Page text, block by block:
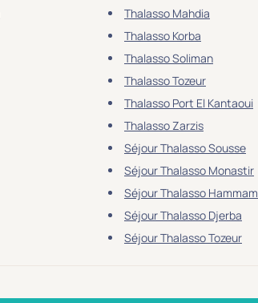
Thalasso Mahdia
Thalasso Korba
Thalasso Soliman
Thalasso Tozeur
Thalasso Port El Kantaoui
Thalasso Zarzis
Séjour Thalasso Sousse
Séjour Thalasso Monastir
Séjour Thalasso
Séjour Thalasso Djerba
Séjour Thalasso Tozeur